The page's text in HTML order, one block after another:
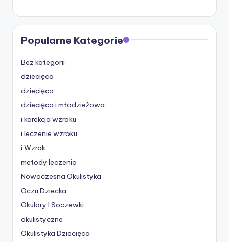
Popularne Kategorie
Bez kategorii
dziecięca
dziecięca
dziecięca i młodzieżowa
i korekcja wzroku
i leczenie wzroku
i Wzrok
metody leczenia
Nowoczesna Okulistyka
Oczu Dziecka
Okulary I Soczewki
okulistyczne
Okulistyka Dziecięca